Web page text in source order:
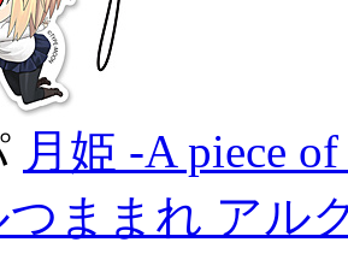
月姫 -A piece
つままれ アル